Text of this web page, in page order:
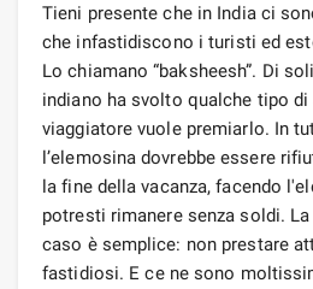
Tieni presente che in India ci
che infastidiscono i turisti ed
Lo chiamano “baksheesh”. Di
indiano ha svolto qualche tipo
viaggiatore vuole premiarlo. In
l’elemosina dovrebbe essere
la fine della vacanza, facendo
potresti rimanere senza soldi.
caso è semplice: non prestare
fastidiosi. E ce ne sono